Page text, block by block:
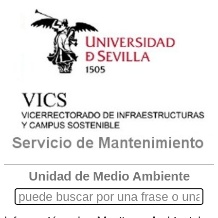
Unidad de Medio Ambiente